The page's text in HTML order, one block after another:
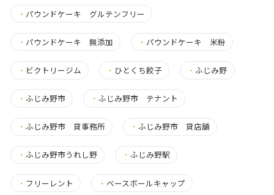
・ パウンドケーキ グルテンフリー
・ パウンドケーキ 無添加 ・ パウンドケーキ 米粉
・ ビクトリージム ・ ひとくち餃子 ・ふじみ野
・ ふじみ野市 ・ふじみ野市 テナント
・ ふじみ野市 貸事務所 ・ふじみ野市 貸店舗
・ ふじみ野市うれし野 ・ふじみ野駅
・ フリーレント ・ ベースボールキャップ